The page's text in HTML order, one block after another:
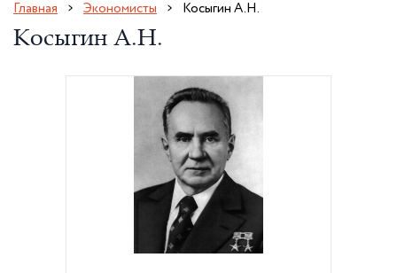
Главная Экономисты Косыгин А.Н.
Косыгин А.Н.